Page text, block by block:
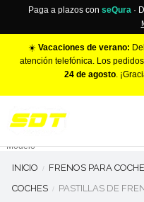
Paga a plazos con seQura ·
☀️ Vacaciones de verano: Del
atención telefónica. Los
24 de agosto.
Make
Modelo
INICIO FRENOS PARA COCHE
COCHES
PASTILLAS DE